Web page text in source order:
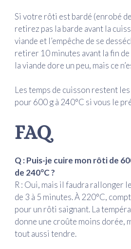
Si votre rôti est bardé (enrobé
retirez pas la barde avant la
viande et l’empêche de se
retirer 10 minutes avant la fin
la viande dore un peu, mais ce
Les temps de cuisson restent
pour 600 g à 240°C si vous le
FAQ
Q : Puis-je cuire mon rôti de
de 240°C ?
R : Oui, mais il faudra rallonger
de 3 à 5 minutes. À 220°C,
pour un rôti saignant. La
donne une croûte moins dorée,
tout aussi tendre.